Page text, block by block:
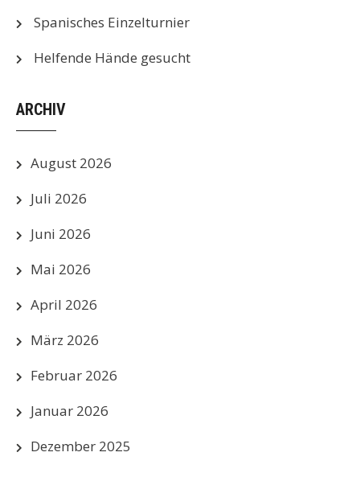
Spanisches Einzelturnier
Helfende Hände gesucht
ARCHIV
August 2026
Juli 2026
Juni 2026
Mai 2026
April 2026
März 2026
Februar 2026
Januar 2026
Dezember 2025